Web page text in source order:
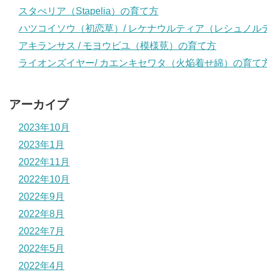
スタぺリア（Stapelia）の育て方
ハツコイソウ（初恋草）/ レケナウルティア（レシュノル
アキランサス / モヨウビユ（模様莧）の育て方
ライオンズイヤー/ カエンキセワタ（火焔着せ綿）の育て
アーカイブ
2023年10月
2023年1月
2022年11月
2022年10月
2022年9月
2022年8月
2022年7月
2022年5月
2022年4月